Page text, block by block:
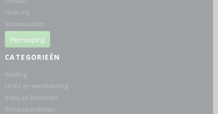
Over mij
Voorwaarden
Herroeping
CATEGORIEËN
Kleding
Hi-Viz en werkkleding
Baby en kinderen
Borduurartikelen